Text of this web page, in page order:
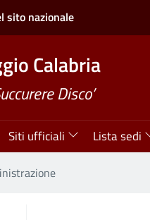
sito nazionale
Calabria
Disco’
Siti ufficiali Lista sedi